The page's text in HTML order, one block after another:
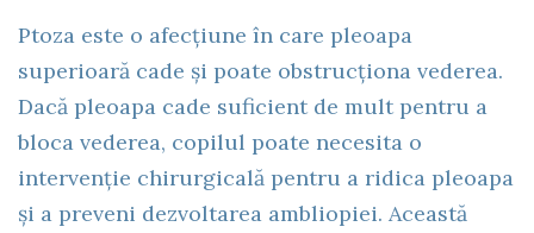
Ptoza este o afecțiune în care pleoapa
superioară cade și poate obstrucționa vederea.
Dacă pleoapa cade suficient de mult pentru a
bloca vederea, copilul poate necesita o
intervenție chirurgicală pentru a ridica pleoapa
și a preveni dezvoltarea ambliopiei. Această